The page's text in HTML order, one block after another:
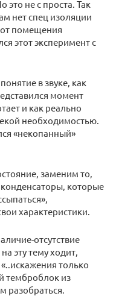
не с проста. Так
нет спец изоляции
от помещения
этот эксперимент с
в звуке, как
момент
и как реально
необходимостью.
«некопанный»
заменим то,
которые
характеристики.
отсутствие
эту тему ходит,
только
темброблок из
разобраться.